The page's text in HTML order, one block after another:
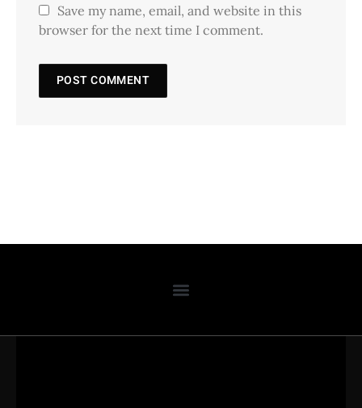
Save my name, email, and website in this
browser for the next time I comment.